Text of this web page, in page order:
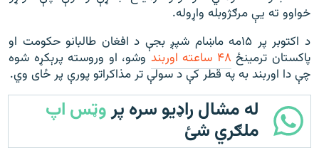
خواوو ته يې مرګژوبله واړوله.
د اکتوبر پر ۱۵مه ماښام شپږ بجې د افغان طالبانو حکومت او
پاکستان ترمينځ۴۸ ساعته اوربند
وشو، او وروسته پرېکړه شوه
چې دا اوربند به په قطر کې د سولې تر مذاکراتو پورې پر ځای وي.
له مشال راډیو سره پروټس اپ
ملګري شئ